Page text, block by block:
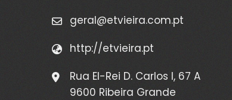
geral@etvieira.com.pt
http://etvieira.pt
Rua El-Rei D. Carlos I, 67 A
9600 Ribeira Grande